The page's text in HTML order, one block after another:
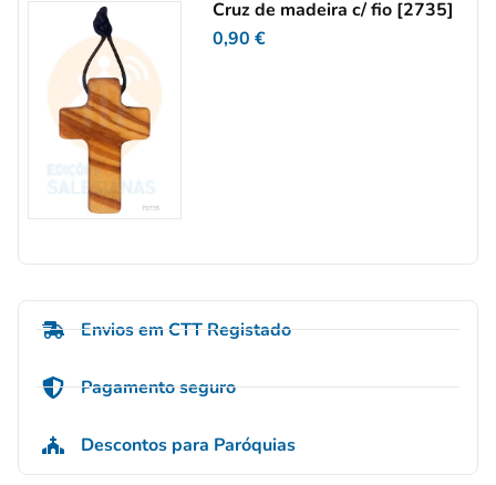
Cruz de madeira c/ fio [2735]
0,90€
Envios em CTT Registado
Pagamento seguro
Descontos para Paróquias